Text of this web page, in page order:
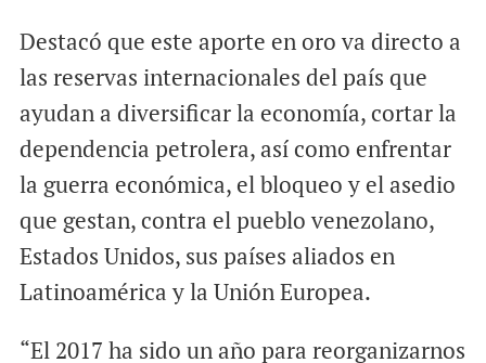
Destacó que este aporte en oro va directo a
las reservas internacionales del país que
ayudan a diversificar la economía, cortar la
dependencia petrolera, así como enfrentar
la guerra económica, el bloqueo y el asedio
que gestan, contra el pueblo venezolano,
Estados Unidos, sus países aliados en
Latinoamérica y la Unión Europea.
“El 2017 ha sido un año para reorganizarnos